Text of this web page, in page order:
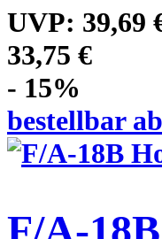
UVP: 39,69
33,75 €
- 15%
bestellbar